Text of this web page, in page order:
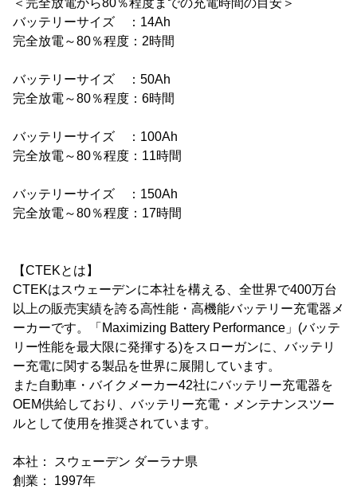
＜完全放電から80％程度までの充電時間の目安＞
バッテリーサイズ ：14Ah
完全放電～80％程度：2時間
バッテリーサイズ ：50Ah
完全放電～80％程度：6時間
バッテリーサイズ ：100Ah
完全放電～80％程度：11時間
バッテリーサイズ ：150Ah
完全放電～80％程度：17時間
【CTEKとは】
CTEKはスウェーデンに本社を構える、全世界で400万台
以上の販売実績を誇る高性能・高機能バッテリー充電器メ
ーカーです。「Maximizing Battery Performance」(バッテ
リー性能を最大限に発揮する)をスローガンに、バッテリ
ー充電に関する製品を世界に展開しています。
また自動車・バイクメーカー42社にバッテリー充電器を
OEM供給しており、バッテリー充電・メンテナンスツー
ルとして使用を推奨されています。
本社： スウェーデン ダーラナ県
創業： 1997年